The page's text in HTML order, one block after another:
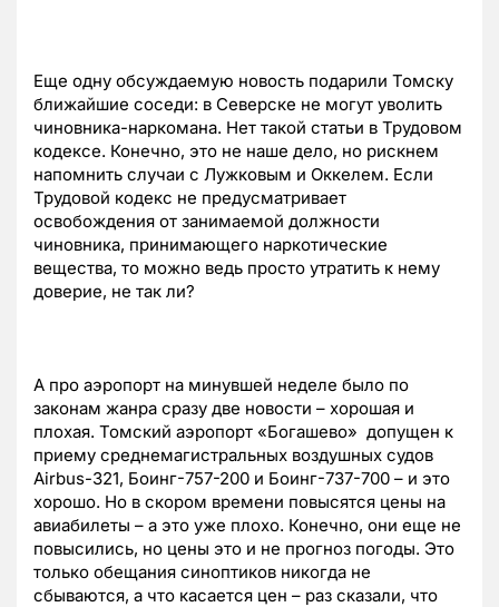
Еще одну обсуждаемую новость подарили Томску
ближайшие соседи: в Северске не могут уволить
чиновника-наркомана. Нет такой статьи в Трудовом
кодексе. Конечно, это не наше дело, но рискнем
напомнить случаи с Лужковым и Оккелем. Если
Трудовой кодекс не предусматривает
освобождения от занимаемой должности
чиновника, принимающего наркотические
вещества, то можно ведь просто утратить к нему
доверие, не так ли?
А про аэропорт на минувшей неделе было по
законам жанра сразу две новости – хорошая и
плохая. Томский аэропорт «Богашево» допущен к
приему среднемагистральных воздушных судов
Аirbus-321, Боинг-757-200 и Боинг-737-700 – и это
хорошо. Но в скором времени повысятся цены на
авиабилеты – а это уже плохо. Конечно, они еще не
повысились, но цены это и не прогноз погоды. Это
только обещания синоптиков никогда не
сбываются, а что касается цен – раз сказали, что